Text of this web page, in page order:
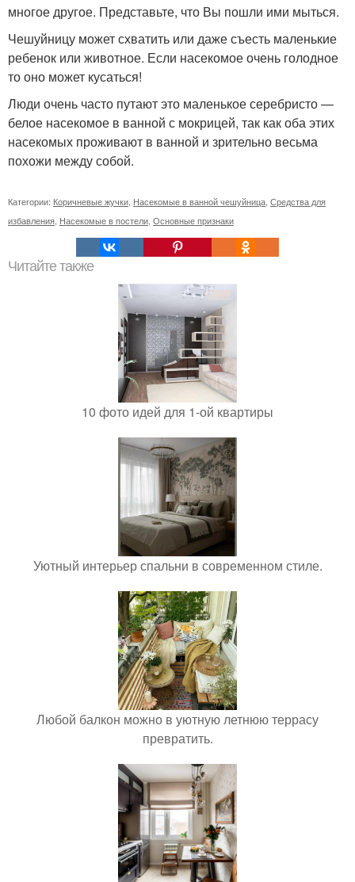
многое другое. Представьте, что Вы пошли ими мыться.
Чешуйницу может схватить или даже съесть маленькие
ребенок или животное. Если насекомое очень голодное
то оно может кусаться!
Люди очень часто путают это маленькое серебристо —
белое насекомое в ванной с мокрицей, так как оба этих
насекомых проживают в ванной и зрительно весьма
похожи между собой.
Категории: Коричневые жучки Насекомые в ванной чешуйница Средства для
избавления Насекомые в постели Основные признаки
Читайте также
10 фото идей для 1-ой квартиры
Уютный интерьер спальни в современном стиле.
Любой балкон можно в уютную летнюю террасу
превратить.